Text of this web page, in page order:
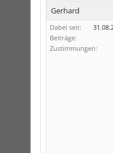
Gerhard
Dabei seit:
Beiträge:
Zustimmungen: